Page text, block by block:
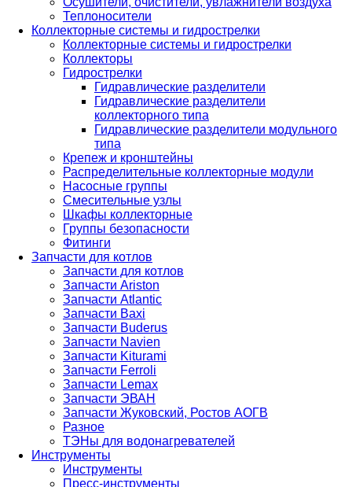
Теплоносители
Коллекторные системы и гидрострелки
Коллекторные системы и гидрострелки
Коллекторы
Гидрострелки
Гидравлические разделители
Гидравлические разделители
коллекторного типа
Гидравлические разделители модульного
типа
Крепеж и кронштейны
Распределительные коллекторные модули
Насосные группы
Смесительные узлы
Шкафы коллекторные
Группы безопасности
Фитинги
Запчасти для котлов
Запчасти для котлов
Запчасти Ariston
Запчасти Atlantic
Запчасти Baxi
Запчасти Buderus
Запчасти Navien
Запчасти Kiturami
Запчасти Ferroli
Запчасти Lemax
Запчасти ЭВАН
Запчасти Жуковский, Ростов АОГВ
Разное
ТЭНы для водонагревателей
Инструменты
Инструменты
Пресс-инструменты